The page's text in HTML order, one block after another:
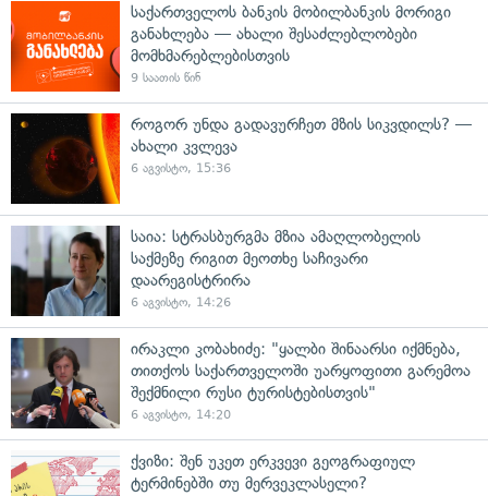
საქართველოს ბანკის მობილბანკის მორიგი
განახლება — ახალი შესაძლებლობები
მომხმარებლებისთვის
9 საათის წინ
როგორ უნდა გადავურჩეთ მზის სიკვდილს? —
ახალი კვლევა
6 აგვისტო, 15:36
საია: სტრასბურგმა მზია ამაღლობელის
საქმეზე რიგით მეოთხე საჩივარი
დაარეგისტრირა
6 აგვისტო, 14:26
ირაკლი კობახიძე: "ყალბი შინაარსი იქმნება,
თითქოს საქართველოში უარყოფითი გარემოა
შექმნილი რუსი ტურისტებისთვის"
6 აგვისტო, 14:20
ქვიზი: შენ უკეთ ერკვევი გეოგრაფიულ
ტერმინებში თუ მერვეკლასელი?